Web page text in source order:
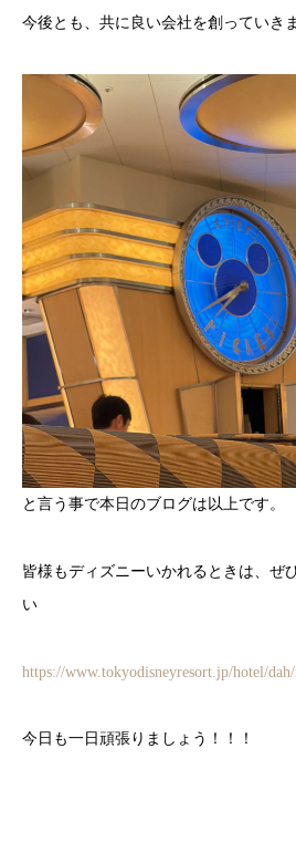
今後とも、共に良い会社を創っていき
と言う事で本日のブログは以上です。
皆様もディズニーいかれるときは、ぜ
い
https://www.tokyodisneyresort.jp/hotel/
今日も一日頑張りましょう！！！